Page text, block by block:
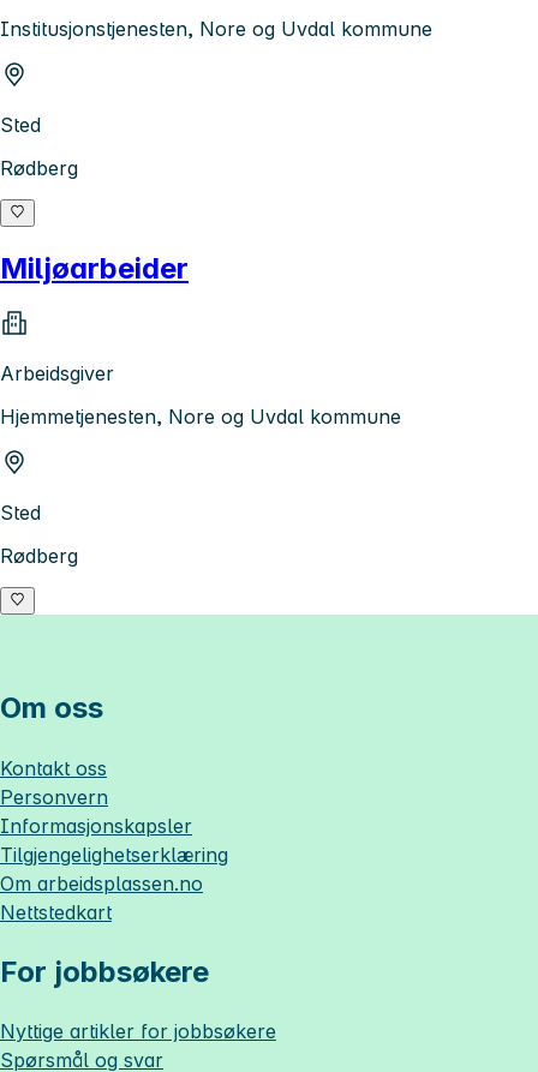
Institusjonstjenesten, Nore og Uvdal kommune
Sted
Rødberg
Miljøarbeider
Arbeidsgiver
Hjemmetjenesten, Nore og Uvdal kommune
Sted
Rødberg
Om oss
Kontakt oss
Personvern
Informasjonskapsler
Tilgjengelighetserklæring
Om arbeidsplassen.no
Nettstedkart
For jobbsøkere
Nyttige artikler for jobbsøkere
Spørsmål og svar